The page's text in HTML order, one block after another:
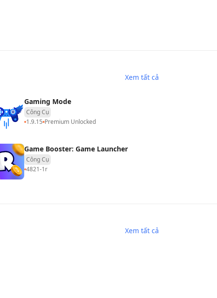
Xem tất cả
Gaming Mode
Công Cụ
1.9.15 Premium Unlocked
Game Booster: Game Launcher
Công Cụ
4821-1r
Xem tất cả